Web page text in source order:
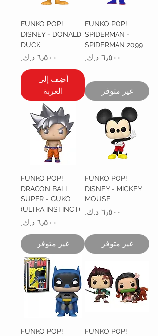
FUNKO POP!
SPIDERMAN -
SPIDERMAN 2099
السعر
غير متوفر
FUNKO POP!
DISNEY - DONALD
DUCK
السعر
أضِف إلى
العربة
FUNKO POP!
DISNEY - MICKEY
MOUSE
السعر
غير متوفر
FUNKO POP!
DRAGON BALL
SUPER - GUKO
(ULTRA INSTINCT)
السعر
غير متوفر
FUNKO POP!
FUNKO POP!